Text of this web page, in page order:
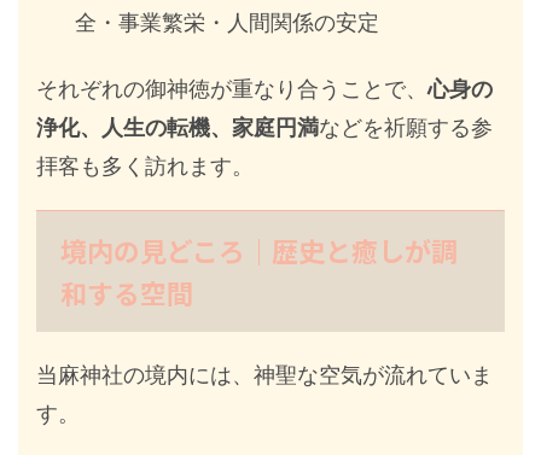
全・事業繁栄・人間関係の安定
それぞれの御神徳が重なり合うことで、心身の
浄化、人生の転機、家庭円満などを祈願する参
拝客も多く訪れます。
境内の見どころ｜歴史と癒しが調
和する空間
当麻神社の境内には、神聖な空気が流れていま
す。